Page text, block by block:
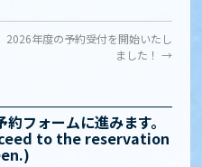
2026年度の予約受付を開始いたし
ました！ →
フォームに進みます。
to the reservation